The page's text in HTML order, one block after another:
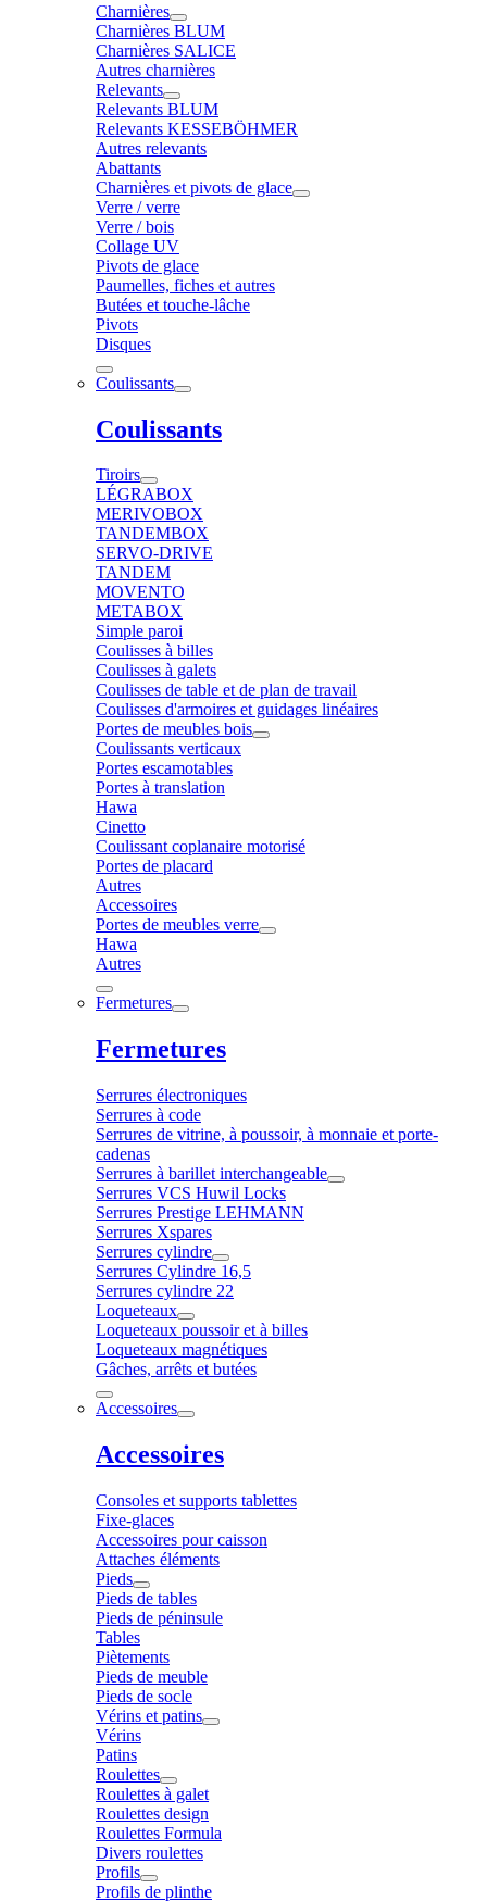
Charnières
Charnières BLUM
Charnières SALICE
Autres charnières
Relevants
Relevants BLUM
Relevants KESSEBÖHMER
Autres relevants
Abattants
Charnières et pivots de glace
Verre / verre
Verre / bois
Collage UV
Pivots de glace
Paumelles, fiches et autres
Butées et touche-lâche
Pivots
Disques
Coulissants
Coulissants
Tiroirs
LÉGRABOX
MERIVOBOX
TANDEMBOX
SERVO-DRIVE
TANDEM
MOVENTO
METABOX
Simple paroi
Coulisses à billes
Coulisses à galets
Coulisses de table et de plan de travail
Coulisses d'armoires et guidages linéaires
Portes de meubles bois
Coulissants verticaux
Portes escamotables
Portes à translation
Hawa
Cinetto
Coulissant coplanaire motorisé
Portes de placard
Autres
Accessoires
Portes de meubles verre
Hawa
Autres
Fermetures
Fermetures
Serrures électroniques
Serrures à code
Serrures de vitrine, à poussoir, à monnaie et porte-
cadenas
Serrures à barillet interchangeable
Serrures VCS Huwil Locks
Serrures Prestige LEHMANN
Serrures Xspares
Serrures cylindre
Serrures Cylindre 16,5
Serrures cylindre 22
Loqueteaux
Loqueteaux poussoir et à billes
Loqueteaux magnétiques
Gâches, arrêts et butées
Accessoires
Accessoires
Consoles et supports tablettes
Fixe-glaces
Accessoires pour caisson
Attaches éléments
Pieds
Pieds de tables
Pieds de péninsule
Tables
Piètements
Pieds de meuble
Pieds de socle
Vérins et patins
Vérins
Patins
Roulettes
Roulettes à galet
Roulettes design
Roulettes Formula
Divers roulettes
Profils
Profils de plinthe